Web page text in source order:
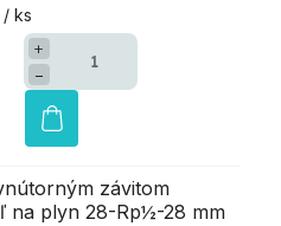
/ ks
+
−
závitom
na plyn 28-Rp½-28 mm